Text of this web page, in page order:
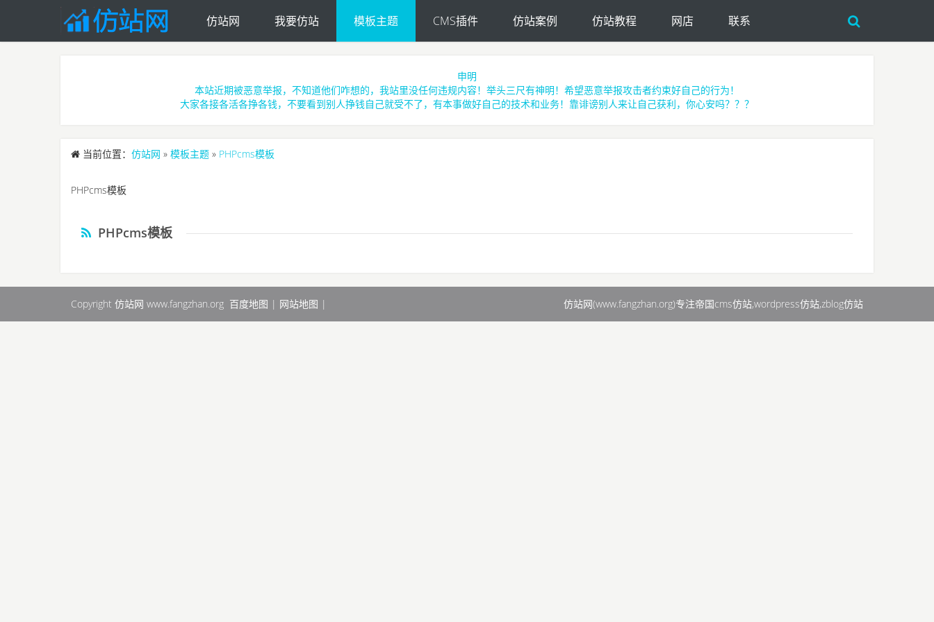
仿站网 我要仿站 模板主题 CMS插件 仿站案例 仿站教程 网店 联系
申明
本站近期被恶意举报，不知道他们咋想的，我站里没任何违规内容！举头三尺有神明！希望恶意举报攻击者约束好自己的行为！
大家各接各活各挣各钱，不要看到别人挣钱自己就受不了，有本事做好自己的技术和业务！靠诽谤别人来让自己获利，你心安吗？？？
当前位置： 仿站网 » 模板主题 » PHPcms模板
PHPcms模板
PHPcms模板
Copyright 仿站网 www.fangzhan.org 百度地图 | 网站地图 | 仿站网(www.fangzhan.org)专注帝国cms仿站,wordpress仿站,zblog仿站